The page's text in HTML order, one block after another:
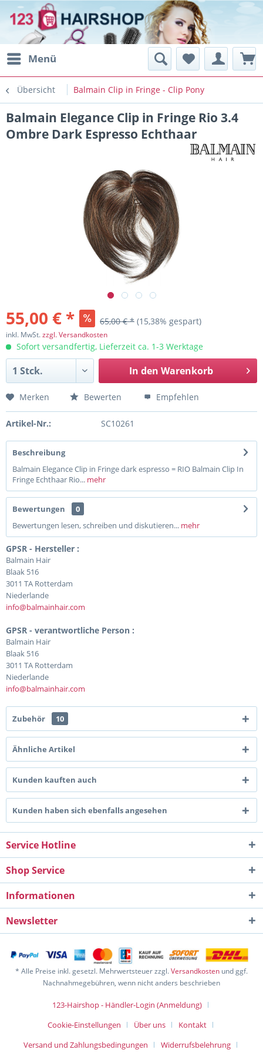
Menü
Übersicht Balmain Clip in Fringe - Clip Pony
Balmain Elegance Clip in Fringe Rio 3.4
Ombre Dark Espresso Echthaar
55,00 € * 65,00 € * (15,38% gespart)
inkl. MwSt.zzgl. Versandkosten
Sofort versandfertig, Lieferzeit ca. 1-3 Werktage
In den Warenkorb
Merken Bewerten Empfehlen
Artikel-Nr.: SC10261
Beschreibung
Balmain Elegance Clip in Fringe dark espresso = RIO Balmain Clip In
Fringe Echthaar Rio... mehr
Bewertungen
0
Bewertungen lesen, schreiben und diskutieren... mehr
GPSR - Hersteller :
Balmain Hair
Blaak 516
3011 TA Rotterdam
Niederlande
info@balmainhair.com
GPSR - verantwortliche Person :
Balmain Hair
Blaak 516
3011 TA Rotterdam
Niederlande
info@balmainhair.com
Zubehör 10
Ähnliche Artikel
Kunden kauften auch
Kunden haben sich ebenfalls angesehen
Service Hotline
Shop Service
Informationen
Newsletter
* Alle Preise inkl. gesetzl. Mehrwertsteuer zzgl.Versandkosten und ggf.
Nachnahmegebühren, wenn nicht anders beschrieben
123-Hairshop - Händler-Login (Anmeldung)
Cookie-Einstellungen
Über uns
Kontakt
Versand und Zahlungsbedingungen
Widerrufsbelehrung